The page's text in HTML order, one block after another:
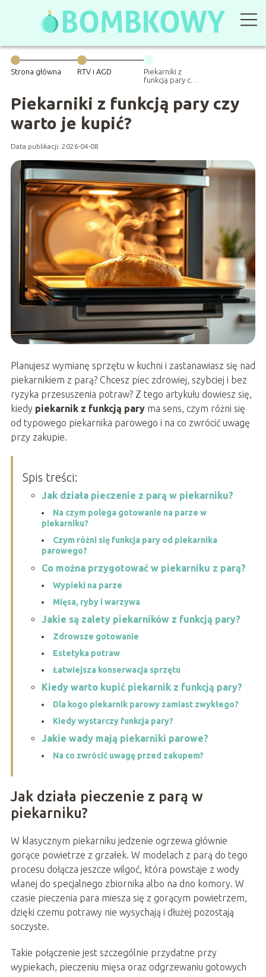
Strona główna RTV i AGD
Piekarniki z
funkcją pary czy
Piekarniki z funkcją pary czy
warto je kupić?
Data publikacji: 2026-04-08
Planujesz wymianę sprzętu w kuchni i zastanawiasz się nad
piekarnikiem z parą? Chcesz piec zdrowiej, szybciej i bez
ryzyka przesuszenia potraw? Z tego artykułu dowiesz się,
kiedy piekarnik z funkcją paryma sens, czym różni się
od typowego piekarnika parowego i na co zwrócić uwagę
przy zakupie.
Spis treści:
Jak działa pieczenie z parą w piekarniku?
Na czym polega gotowanie na parze w
piekarniku?
Czym różni się funkcja pary od piekarnika
parowego?
Co można przygotować w piekarniku z parą?
Wypieki na parze
Mięsa, ryby i warzywa
Jakie są zalety piekarników z funkcją pary?
Zdrowsze gotowanie
Estetyka potraw
Łatwiejsza konserwacja sprzętu
Kiedy warto kupić piekarnik z funkcją pary?
Dla kogo piekarnik parowy zamiast zwykłego?
Kiedy wystarczy funkcja pary?
Jakie wady mają piekarniki parowe?
Na co zwrócić uwagę przed zakupem?
Jak działa pieczenie z parą w
piekarniku?
W klasycznym piekarniku jedzenie ogrzewa głównie
gorące powietrze z grzałek. W modelach z parą do tego
procesu dołącza jeszcze wilgoć, która powstaje z wody
wlanej do specjalnego zbiornika albo na dno komory. W
czasie pieczenia para miesza się z gorącym powietrzem,
dzięki czemu potrawy nie wysychają i dłużej pozostają
soczyste.
Takie połączenie jest szczególnie przydatne przy
wypiekach, pieczeniu mięsa oraz odgrzewaniu gotowych